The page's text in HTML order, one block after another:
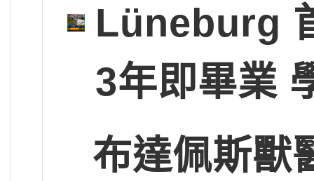
Lüneburg
3年即畢業
布達佩斯